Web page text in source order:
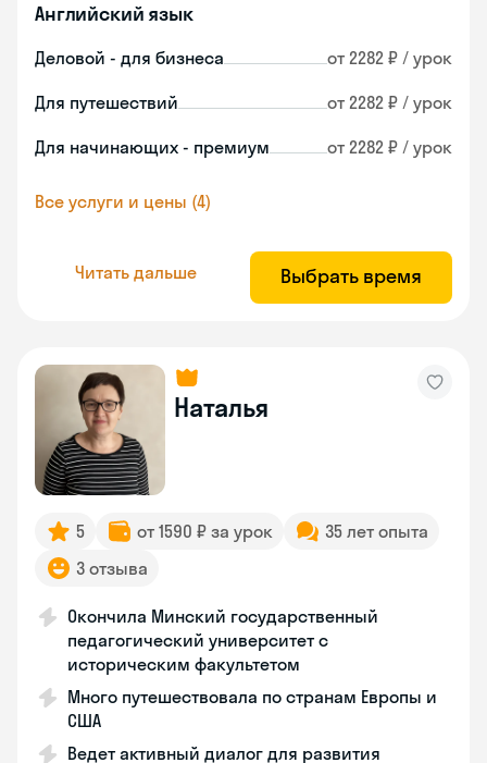
Английский язык
Деловой - для бизнеса от 2282 ₽ / урок
Для путешествий от 2282 ₽ / урок
Для начинающих - премиум от 2282 ₽ / урок
Все услуги и цены (4)
Читать дальше Выбрать время
Наталья
5 от 1590 ₽ за урок
35 лет опыта
3 отзыва
Окончила Минский государственный
педагогический университет с
историческим факультетом
Много путешествовала по странам Европы и
США
Ведет активный диалог для развития